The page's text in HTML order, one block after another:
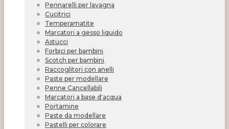
Pennarelli per lavagna
Cucitrici
Temperamatite
Marcatori a gesso liquido
Astucci
Forbici per bambini
Scotch per bambini
Raccoglitori con anelli
Paste per modellare
Penne Cancellabili
Marcatori a base d'acqua
Portamine
Paste da modellare
Pastelli per colorare